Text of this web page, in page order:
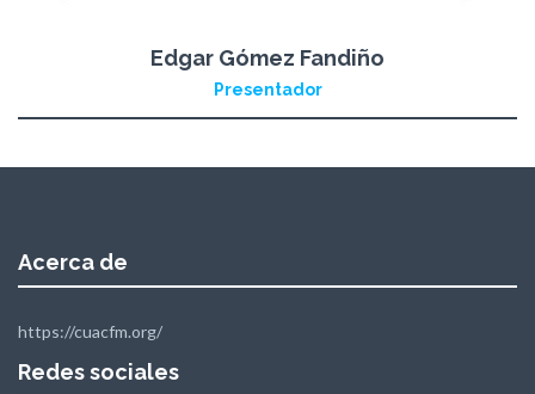
Edgar Gómez Fandiño
Presentador
Acerca de
https://cuacfm.org/
Redes sociales